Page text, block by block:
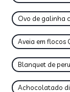
Ovo de galinha
Aveia em flocos
Blanquet de
Achocolatado